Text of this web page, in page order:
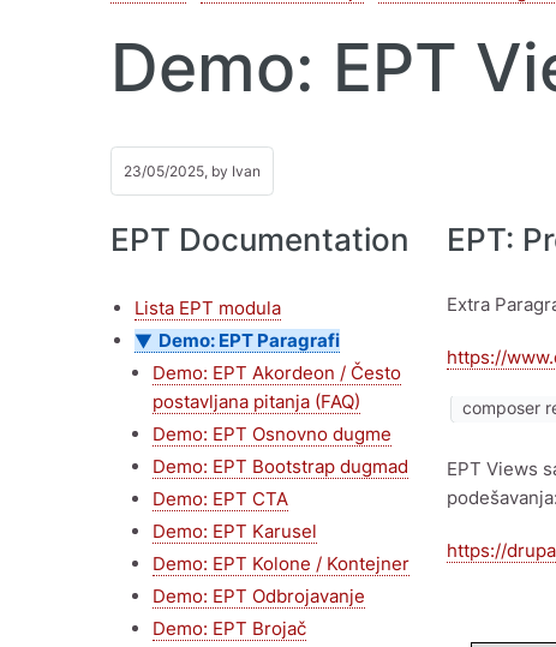
Demo: EPT
23/05/2025, by Ivan
EPT Documentation
Lista EPT modula
Demo: EPT Paragrafi
Demo: EPT Akordeon / Često
postavljana pitanja (FAQ)
Demo: EPT Osnovno dugme
Demo: EPT Bootstrap dugmad
Demo: EPT CTA
Demo: EPT Karusel
Demo: EPT Kolone / Kontejner
Demo: EPT Odbrojavanje
Demo: EPT Brojač
EPT:
Extra
https://
composer
EPT Views
podešavanja:
https://